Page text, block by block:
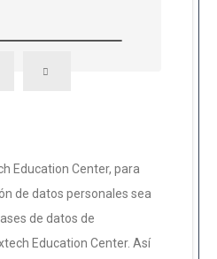
Education Center, para
de datos personales sea
de datos de
Education Center. Así